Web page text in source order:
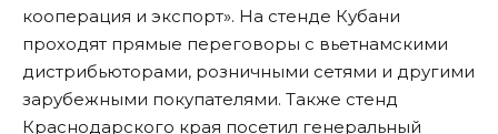
кооперация и экспорт». На стенде Кубани
проходят прямые переговоры с вьетнамскими
дистрибьюторами, розничными сетями и другими
зарубежными покупателями. Также стенд
Краснодарского края посетил генеральный